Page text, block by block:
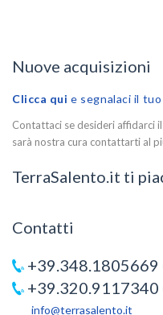
Nuove acquisizioni
Clicca qui e segnalaci il
Contattaci se desideri affidarci
sarà nostra cura contattarti al
TerraSalento.it ti
Contatti
+39.348.1805669
+39.320.9117340
info@terrasalento.it